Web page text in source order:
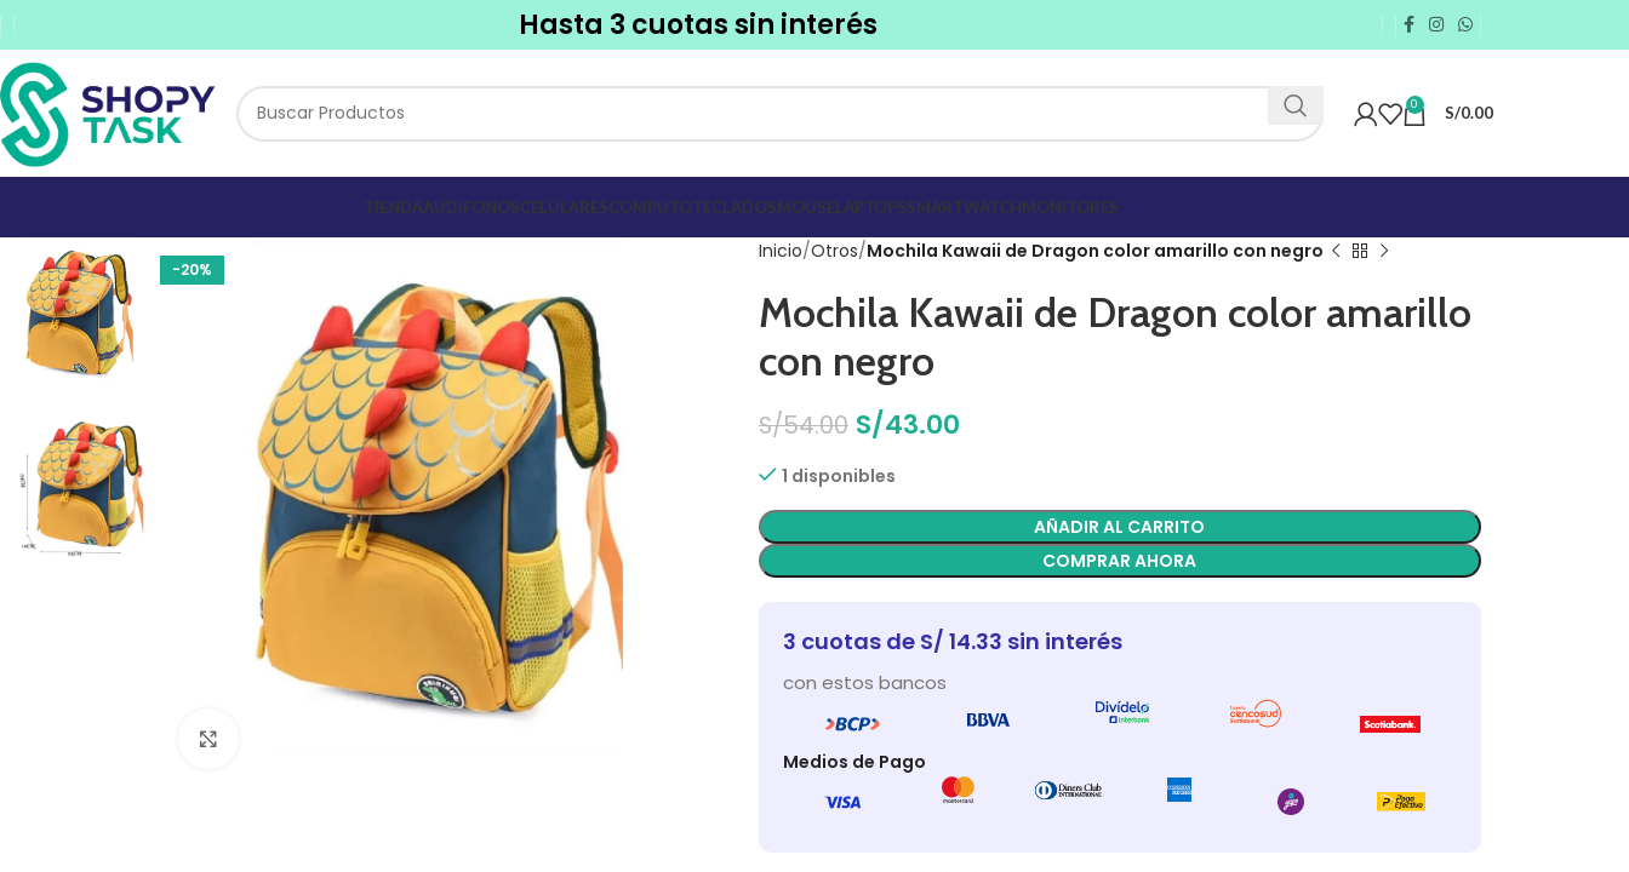
Hasta 3 cuotas sin interés
0 S/0.00
TIENDAAUDIFONOSCELULARESCOMPUTOTECLADOSMOUSELAPTOPSSMARTWATCHMONITORES
-20%
Inicio Otros Mochila Kawaii de Dragon color amarillo con negro
Mochila Kawaii de Dragon color amarillo
con negro
S/54.00 S/43.00
1 disponibles
AÑADIR AL CARRITO
COMPRAR AHORA
3 cuotas de S/ 14.33 sin interés
con estos bancos
Medios de Pago